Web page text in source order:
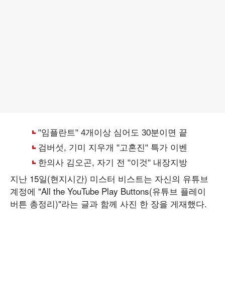
지난 15일(현지시간) 미스터 비스트는 자신의 유튜브
계정에 "All the YouTube Play Buttons(유튜브 플레이
버튼 총정리)"라는 글과 함께 사진 한 장을 게재했다.